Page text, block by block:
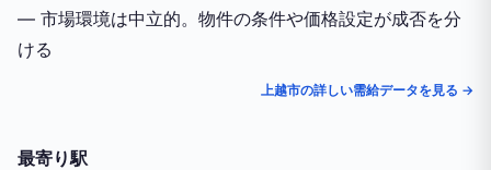
— 市場環境は中立的。物件の条件や価格設定が成否を分
ける
上越市の詳しい需給データを見る →
最寄り駅